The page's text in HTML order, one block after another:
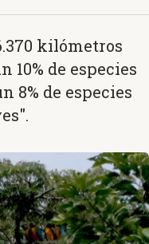
kilómetros
10% de especies
8% de especies